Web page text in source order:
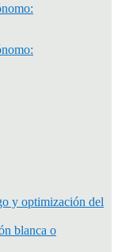
y optimización del
blanca o